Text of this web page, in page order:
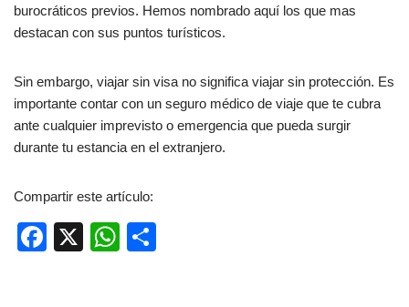
burocráticos previos. Hemos nombrado aquí los que mas
destacan con sus puntos turísticos.
Sin embargo, viajar sin visa no significa viajar sin protección. Es
importante contar con un seguro médico de viaje que te cubra
ante cualquier imprevisto o emergencia que pueda surgir
durante tu estancia en el extranjero.
Compartir este artículo:
F
X
W